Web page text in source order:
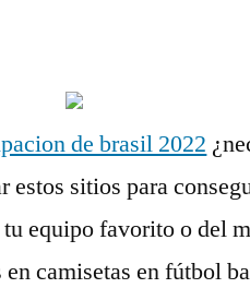
de brasil 2022
estos sitios para
equipo favorito o del
camisetas en fútbol